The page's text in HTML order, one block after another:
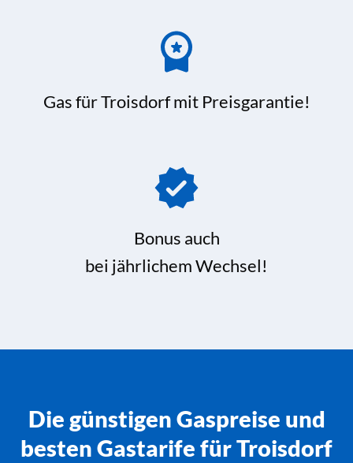
Gas für Troisdorf mit Preisgarantie!
Bonus auch
bei jährlichem Wechsel!
Die günstigen Gaspreise und
besten Gastarife für Troisdorf